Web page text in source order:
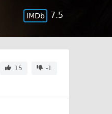
7.5
15 -1